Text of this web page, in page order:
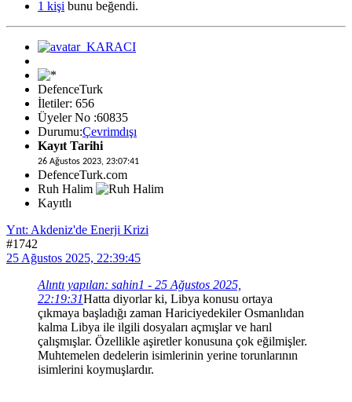
1 kişi bunu beğendi.
DefenceTurk
İletiler: 656
Üyeler No :60835
Durumu:Çevrimdışı
Kayıt Tarihi
26 Ağustos 2023, 23:07:41
DefenceTurk.com
Ruh Halim
Kayıtlı
Ynt: Akdeniz'de Enerji Krizi
#1742
25 Ağustos 2025, 22:39:45
Alıntı yapılan: sahin1 - 25 Ağustos 2025,
22:19:31Hatta diyorlar ki, Libya konusu ortaya
çıkmaya başladığı zaman Hariciyedekiler Osmanlıdan
kalma Libya ile ilgili dosyaları açmışlar ve harıl
çalışmışlar. Özellikle aşiretler konusuna çok eğilmişler.
Muhtemelen dedelerin isimlerinin yerine torunlarının
isimlerini koymuşlardır.